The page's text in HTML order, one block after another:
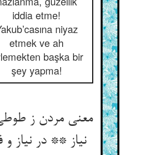
iddia etme!
niyaz
etmek ve ah
başka bir
şey yapma!
معنی مردن ز
نیاز ** در نیاز و